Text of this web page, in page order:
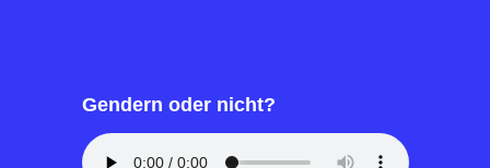
Gendern oder nicht?